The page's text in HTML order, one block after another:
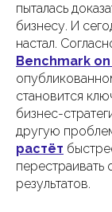
пыталась
бизнесу. И
настал.
Benchmark
становится
бизнес-
другую
растёт
перестраивать
результатов.